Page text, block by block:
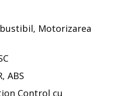
Motorizarea
ABS
Control cu